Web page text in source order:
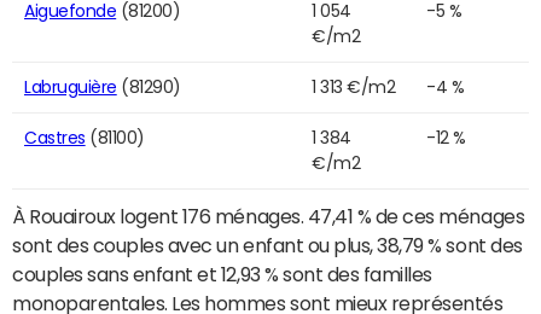
Aiguefonde (81200)
1 054
€/m2
-5 %
Labruguière (81290) 1 313 €/m2 -4 %
Castres (81100)
1 384
€/m2
-12 %
À Rouairoux logent 176 ménages. 47,41 % de ces ménages
sont des couples avec un enfant ou plus, 38,79 % sont des
couples sans enfant et 12,93 % sont des familles
monoparentales. Les hommes sont mieux représentés